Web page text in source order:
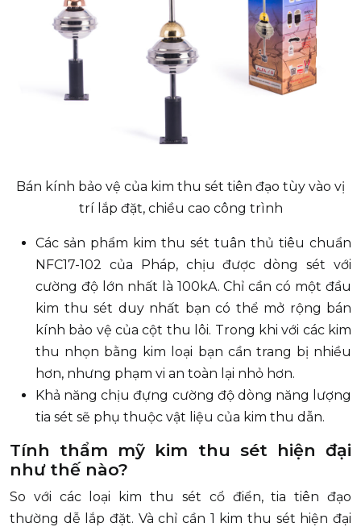
Bán kính bảo vệ của kim thu sét tiên đạo tùy vào vị
trí lắp đặt, chiều cao công trình
Các sản phẩm kim thu sét tuân thủ tiêu chuẩn
NFC17-102 của Pháp, chịu được dòng sét với
cường độ lớn nhất là 100kA. Chỉ cần có một đầu
kim thu sét duy nhất bạn có thể mở rộng bán
kính bảo vệ của cột thu lôi. Trong khi với các kim
thu nhọn bằng kim loại bạn cần trang bị nhiều
hơn, nhưng phạm vi an toàn lại nhỏ hơn.
Khả năng chịu đựng cường độ dòng năng lượng
tia sét sẽ phụ thuộc vật liệu của kim thu dẫn.
Tính thẩm mỹ kim thu sét hiện đại
như thế nào?
So với các loại kim thu sét cổ điển, tia tiên đạo
thường dễ lắp đặt. Và chỉ cần 1 kim thu sét hiện đại